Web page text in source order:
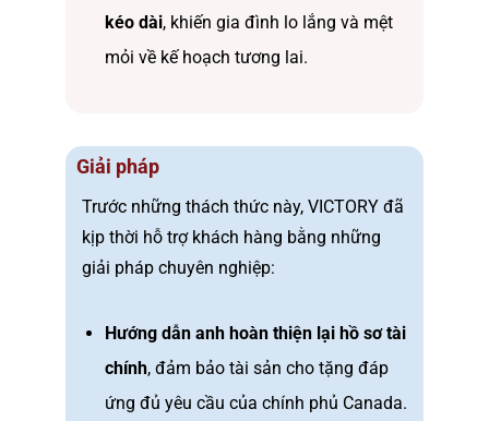
kéo dài, khiến gia đình lo lắng và mệt
mỏi về kế hoạch tương lai.
Giải pháp
Trước những thách thức này, VICTORY đã
kịp thời hỗ trợ khách hàng bằng những
giải pháp chuyên nghiệp:
Hướng dẫn anh hoàn thiện lại hồ sơ tài
chính, đảm bảo tài sản cho tặng đáp
ứng đủ yêu cầu của chính phủ Canada.